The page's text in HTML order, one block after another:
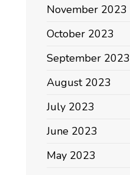
November 2023
October 2023
September 2023
August 2023
July 2023
June 2023
May 2023